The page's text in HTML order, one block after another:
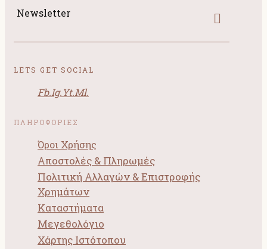
Newsletter
LETS GET SOCIAL
Fb.Ig.Yt.Ml.
ΠΛΗΡΟΦΟΡΙΕΣ
Όροι Χρήσης
Αποστολές & Πληρωμές
Πολιτική Αλλαγών & Επιστροφής
Χρημάτων
Καταστήματα
Μεγεθολόγιο
Χάρτης Ιστότοπου